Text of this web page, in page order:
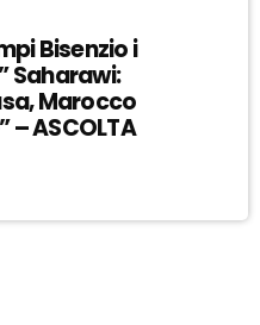
Bisenzio i
Saharawi:
Marocco
ASCOLTA